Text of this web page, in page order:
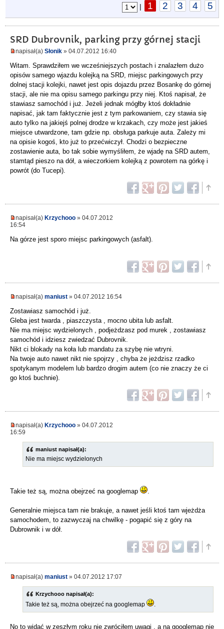
|
1 2 3 4 5
SRD Dubrovnik, parking przy górnej stacji
napisał(a) Słonik » 04.07.2012 16:40
Witam. Sprawdziłem we wcześniejszych postach i znalazłem dużo
opisów samego wjazdu kolejką na SRD, miejsc parkingowych przy
dolnej stacji kolejki, nawet jest opis dojazdu przez Bosankę do górnej
stacji, ale nie ma opisu samego parkingu przy niej. Ktoś napisał, że
stawiasz samochód i już. Jeżeli jednak mógłby ktoś dokładnie
napisać, jak tam faktycznie jest z tym parkowaniem, czy stawia się
auto tylko na jakiejś polnej drodze w krzakach, czy może jest jakieś
miejsce utwardzone, tam gdzie np. obsługa parkuje auta. Zależy mi
na opisie kogoś, kto już to przećwiczył. Chodzi o bezpieczne
zostawienie auta, bo tak sobie wymyśliłem, że wjadę na SRD autem,
stamtąd pieszo na dół, a wieczorkiem kolejką z powrotem na górkę i
powrót (do Tucepi).
napisał(a) Krzychooo » 04.07.2012
16:54
Na górze jest sporo miejsc parkingowych (asfalt).
napisał(a) maniust » 04.07.2012 16:54
Zostawiasz samochód i już.
Gleba jest twarda , piaszczysta , mocno ubita lub asfalt.
Nie ma miejsc wydzielonych , podjeżdzasz pod murek , zostawiasz
samochód i idziesz zwiedzać Dubrovnik.
Nikt ci blokady na koła lub mandatu za szybę nie wtryni.
Na twoje auto nawet nikt nie spojrzy , chyba że jeżdzisz rzadko
spotykanym modelem lub bardzo drogim autem (co nie znaczy że ci
go ktoś buchnie).
napisał(a) Krzychooo » 04.07.2012
16:59
maniust napisał(a):
Nie ma miejsc wydzielonych
Takie też są, można obejrzeć na googlemap .
Generalnie miejsca tam nie brakuje, a nawet jeśli ktoś tam wjeżdża
samochodem, to zazwyczaj na chwilkę - pogapić się z góry na
Dubrownik i w dół.
napisał(a) maniust » 04.07.2012 17:07
Krzychooo napisał(a):
Takie też są, można obejrzeć na googlemap .
No to widać w zeszłym roku nie zwróciłem uwagi , a na googlemap nie